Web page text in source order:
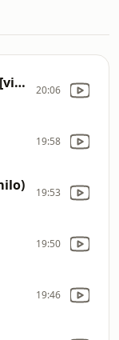
loca (feat. cali el dandee) [video oficial] 20:06
19:58
19:53
19:50
19:46